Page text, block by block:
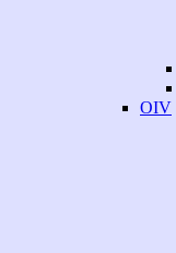
OIV